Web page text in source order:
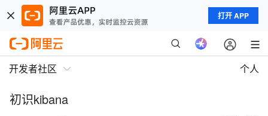
打开 APP
开发者社区 个人
初识kibana